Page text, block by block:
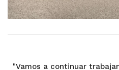
"Vamos a continuar